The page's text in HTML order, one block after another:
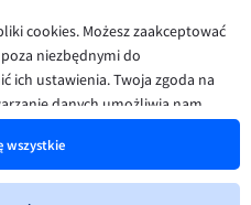
cookies. Możesz zaakceptować
niezbędnymi do
ich ustawienia. Twoja zgoda na
danych umożliwia nam
prezentowanie Ci
informacji znajdziesz w naszej
wszystkie
| Regulaminy
|
| Deklaracja dostępności